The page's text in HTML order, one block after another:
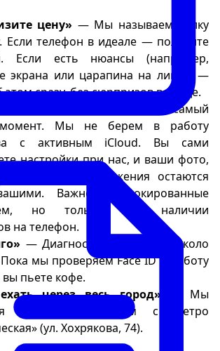
цену» — Мы называем вилку
Если телефон в идеале — получите
Если есть нюансы (например,
экрана или царапина на линзе) —
сразу, без сюрпризов в конце.
мои данные?»
— Это самый
Мы не берем в работу
с активным iCloud. Вы сами
настройки при нас, и ваши фото,
приложения остаются
Важно: Заблокированные
но только при наличии
на телефон.
— Диагностика занимает около
мы проверяем Face ID и работу
пьете кофе.
через весь город» — Мы
в центре, рядом с метро
(ул. Хохрякова, 74).